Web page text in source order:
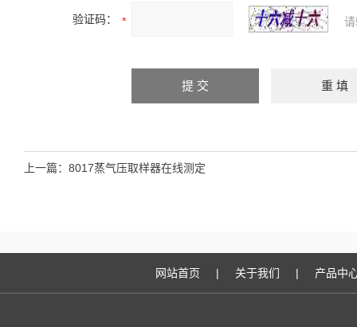
验证码：
上一篇： 8017蒸气压取样器在线测定
网站首页 | 关于我们 | 产品中